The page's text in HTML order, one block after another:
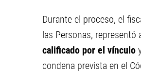
Durante el proceso, el
las Personas,
calificado por el vínculo
condena prevista en el